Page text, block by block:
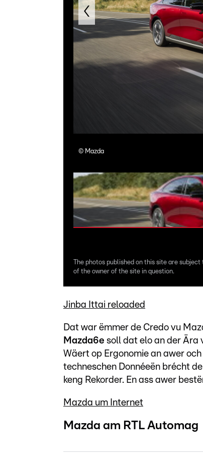
© Mazda
The photos published on this site are
of the owner of the site in question.
Jinba Ittai reloaded
Dat war ëmmer de Credo vu
Mazda6e soll dat elo an der Ära
Wäert op Ergonomie an awer
techneschen Donnéeën brécht
keng Rekorder. En ass awer
Mazda um Internet
Mazda am RTL Automag